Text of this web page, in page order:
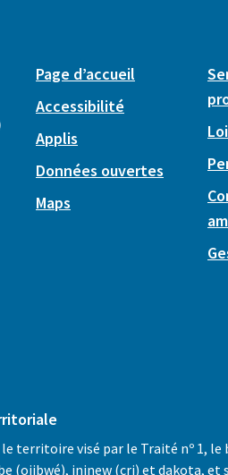
Page d’accueil
Accessibilité
Applis
Données ouvertes
Maps
territoire visé par le Traité nº 1,
(ojibwé), ininew (cri) et dakota, et